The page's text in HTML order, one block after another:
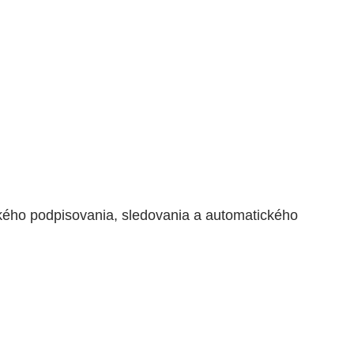
podpisovania, sledovania a automatického